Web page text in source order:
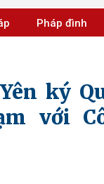
Pháp đình
ký
với